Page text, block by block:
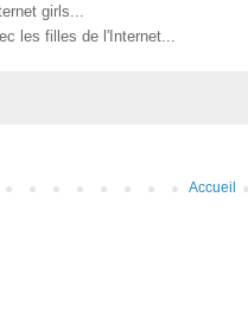
girls...
les filles de l'Internet...
Accueil